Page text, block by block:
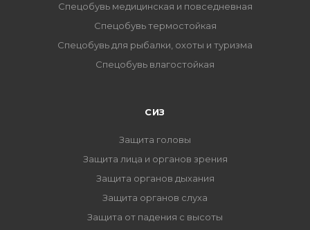
Спецобувь медицинская и повседневная
Спецобувь термостойкая
Спецобувь для рыбалки, охоты и туризма
Спецобувь влагостойкая
СИЗ
Защита головы
Защита лица и органов зрения
Защита органов дыхания
Защита органов слуха
Защита от падения с высоты